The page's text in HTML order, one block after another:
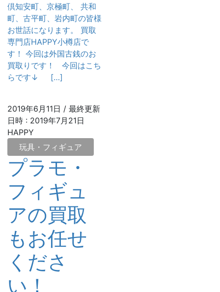
倶知安町、京極町、 共和
町、古平町、岩内町の皆様
お世話になります。 買取
専門店HAPPY小樽店で
す！ 今回は外国古銭のお
買取りです！ 今回はこち
らです↓ […]
2019年6月11日 / 最終更新
日時 : 2019年7月21日
HAPPY
玩具・フィギュア
プラモ・
フィギュ
アの買取
もお任せ
くださ
い！